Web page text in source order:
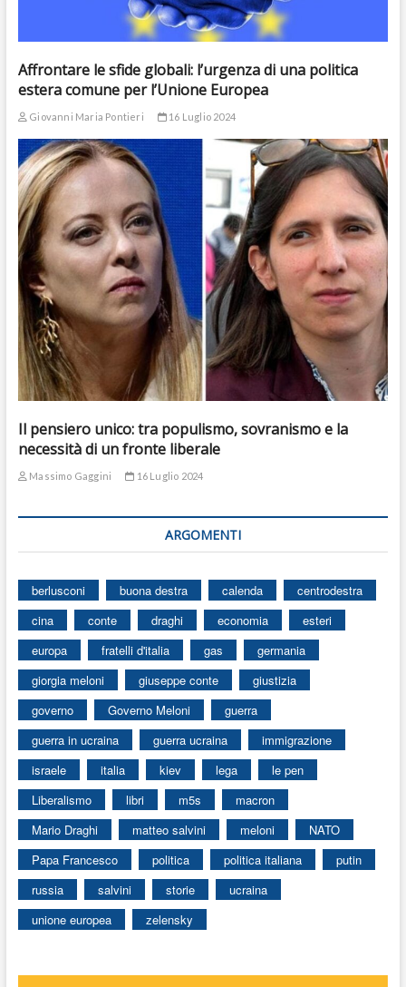
Affrontare le sfide globali: l’urgenza di una politica
estera comune per l’Unione Europea
Giovanni Maria Pontieri 16 Luglio 2024
Il pensiero unico: tra populismo, sovranismo e la
necessità di un fronte liberale
Massimo Gaggini 16 Luglio 2024
ARGOMENTI
berlusconi buona destra calenda
centrodestra
cina
conte draghi economia
esteri
europa
fratelli d'italia gas
germania
giorgia meloni
giuseppe conte
giustizia
governo
Governo Meloni
guerra
guerra in ucraina
guerra ucraina
immigrazione
israele
italia kiev lega
le pen
Liberalismo
libri m5s
macron
Mario Draghi
matteo salvini meloni
NATO
Papa Francesco
politica politica italiana
putin
russia
salvini storie
ucraina
unione europea
zelensky